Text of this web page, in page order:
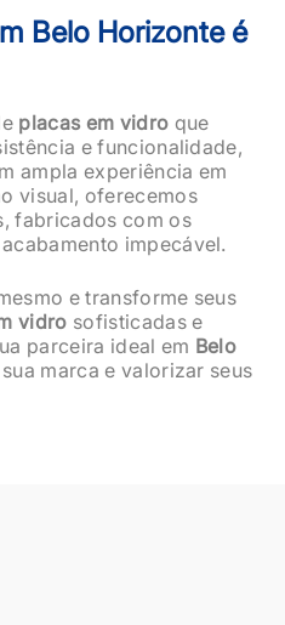
Belo Horizonte é
placas em vidro que
e funcionalidade,
ampla experiência em
visual, oferecemos
fabricados com os
impecável.
e transforme seus
vidro sofisticadas e
parceira ideal em Belo
marca e valorizar seus